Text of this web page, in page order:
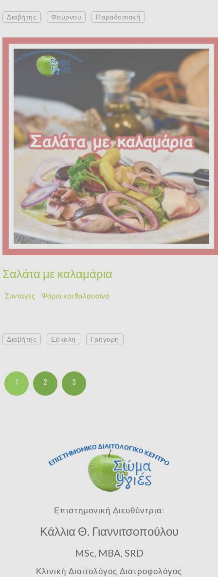
Διαβήτης Φούρνου Παραδοσιακή
Σαλάτα με καλαμάρια
Συνταγές Ψάρια και θαλασσινά
Διαβήτης Εύκολη Γρήγορη
1 2 3
Επιστημονική Διευθύντρια:
Κάλλια Θ. Γιαννιτσοπούλου
MSc, MBA, SRD
Κλινική Διαιτολόγος Διατροφολόγος